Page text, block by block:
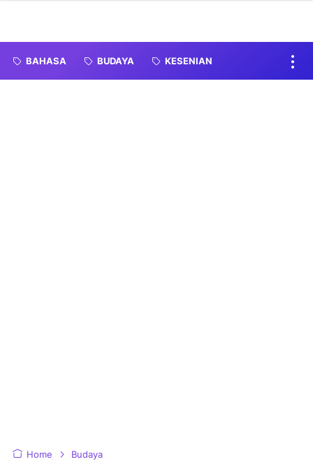
BAHASA BUDAYA KESENIAN
Home Budaya